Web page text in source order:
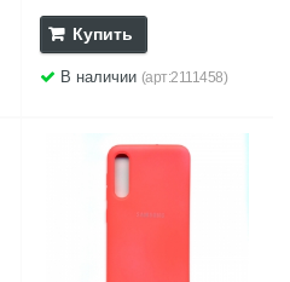
Купить
В наличии (арт:2111458)